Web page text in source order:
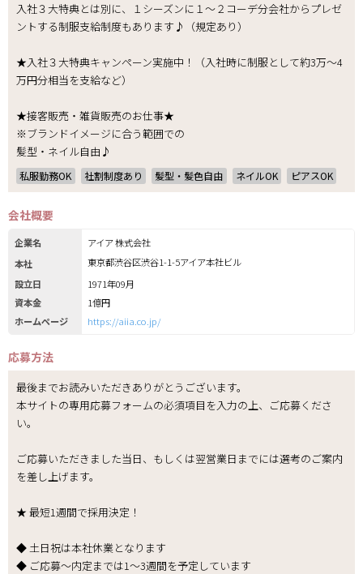
入社３大特典とは別に、１シーズンに１～２コーデ分会社からプレゼ
ントする制服支給制度もあります♪（規定あり）
★入社３大特典キャンペーン実施中！（入社時に制服として約3万～4
万円分相当を支給など）
★接客販売・雑貨販売のお仕事★
※ブランドイメージに合う範囲での
髪型・ネイル自由♪
私服勤務OK 社割制度あり 髪型・髪色自由 ネイルOK ピアスOK
会社概要
企業名
アイア 株式会社
本社
東京都渋谷区渋谷1-1-5アイア本社ビル
設立日
1971年09月
資本金
1億円
ホームページ
https://aiia.co.jp/
応募方法
最後までお読みいただきありがとうございます。
本サイトの専用応募フォームの必須項目を入力の上、ご応募くださ
い。
ご応募いただきました当日、もしくは翌営業日までには選考のご案内
を差し上げます。
★ 最短1週間で採用決定！
◆ 土日祝は本社休業となります
◆ ご応募～内定までは1～3週間を予定しています